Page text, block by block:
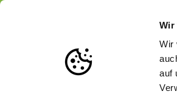
Wir
Wir
auf
Weidezaun